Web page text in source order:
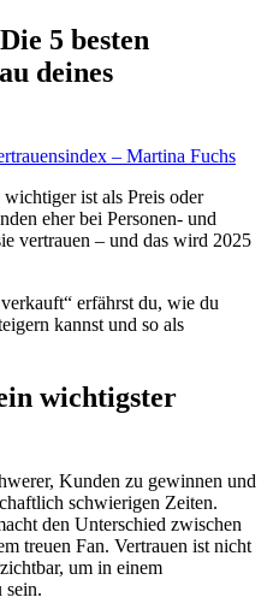
5 besten
deines
wichtiger ist als Preis oder
eher bei Personen- und
vertrauen – und das wird 2025
erfährst du, wie du
kannst und so als
wichtigster
Kunden zu gewinnen und
schwierigen Zeiten.
den Unterschied zwischen
treuen Fan. Vertrauen ist nicht
um in einem
sein.